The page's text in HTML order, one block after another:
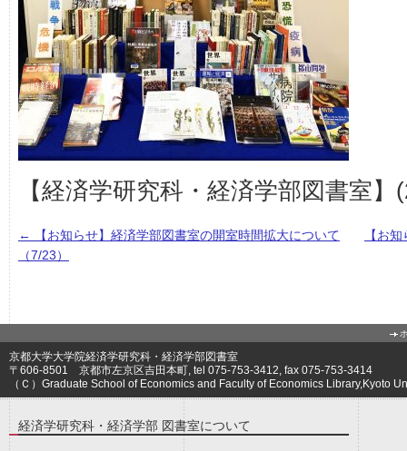
【経済学研究科・経済学部図書室】
←
【お知らせ】経済学部図書室の開室時間拡大について
（7/23）
【お
京都大学大学院経済学研究科・経済学部図書室
〒606-8501 京都市左京区吉田本町, tel 075-753-3412, fax 075-753-3414
（Ｃ）Graduate School of Economics and Faculty of Economics Library,Kyoto
経済学研究科・経済学部 図書室について